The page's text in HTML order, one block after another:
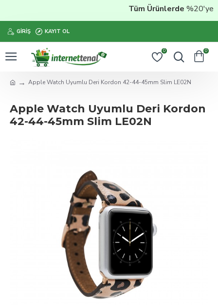
Tüm Ürünlerde%20'ye
GIRIŞ KAYIT OL
0 0
Apple Watch Uyumlu Deri Kordon 42-44-45mm Slim LE02N
Apple Watch Uyumlu Deri Kordon
42-44-45mm Slim LE02N